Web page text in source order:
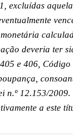
excluídas
deveria ter
e 406,
n.º 12.153/
a este